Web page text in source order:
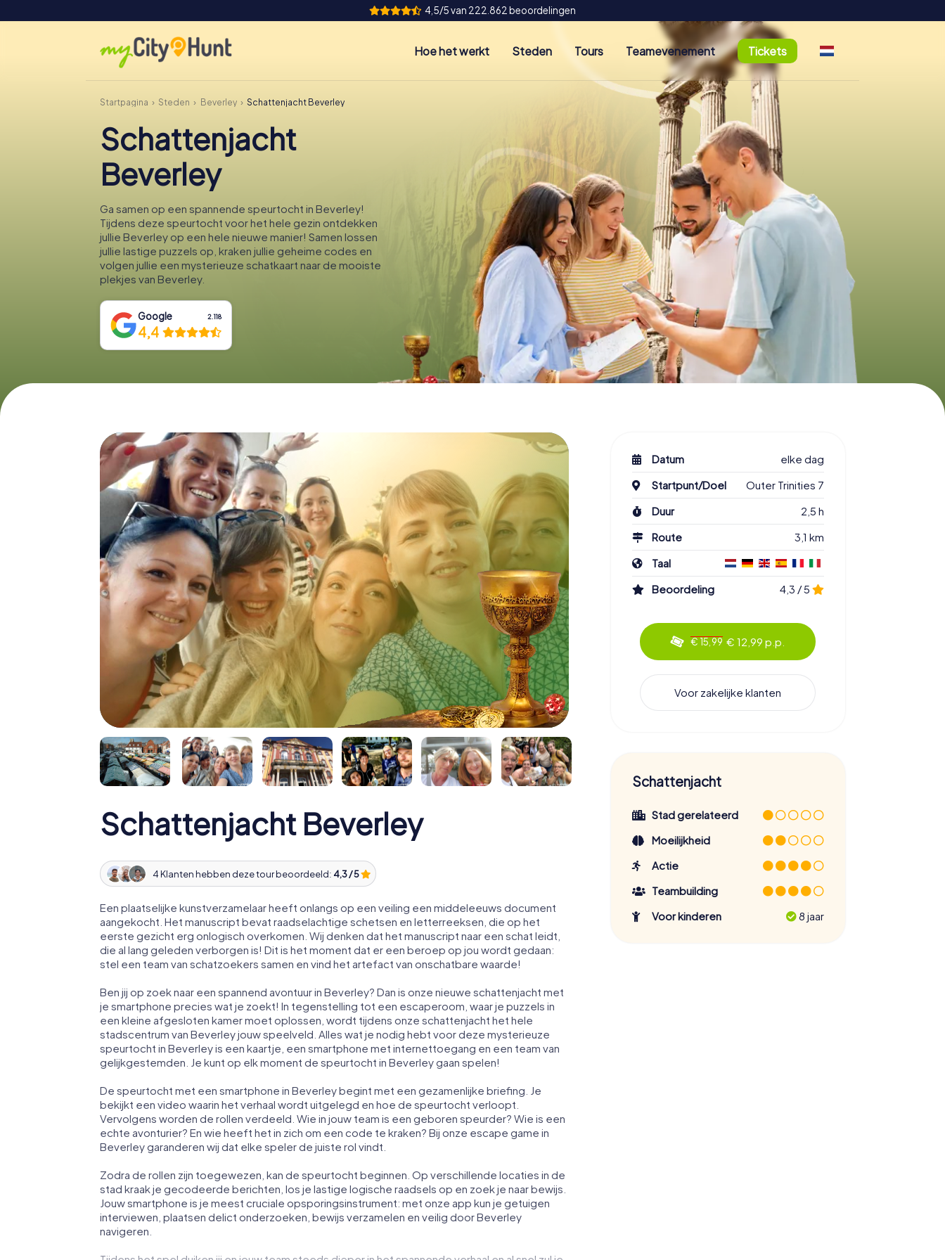
4,5/5 van 222.862 beoordelingen
Hoe het werkt Steden Tours Teamevenement Tickets
Startpagina Steden Beverley Schattenjacht Beverley
Schattenjacht
Beverley
Ga samen op een spannende speurtocht in Beverley!
Tijdens deze speurtocht voor het hele gezin ontdekken
jullie Beverley op een hele nieuwe manier! Samen lossen
jullie lastige puzzels op, kraken jullie geheime codes en
volgen jullie een mysterieuze schatkaart naar de mooiste
plekjes van Beverley.
Google 2.118
4,4
Schattenjacht Beverley
4 Klanten hebben deze tour beoordeeld: 4,3 / 5
Een plaatselijke kunstverzamelaar heeft onlangs op een veiling een middeleeuws document
aangekocht. Het manuscript bevat raadselachtige schetsen en letterreeksen, die op het
eerste gezicht erg onlogisch overkomen. Wij denken dat het manuscript naar een schat leidt,
die al lang geleden verborgen is! Dit is het moment dat er een beroep op jou wordt gedaan:
stel een team van schatzoekers samen en vind het artefact van onschatbare waarde!
Ben jij op zoek naar een spannend avontuur in Beverley? Dan is onze nieuwe schattenjacht met
je smartphone precies wat je zoekt! In tegenstelling tot een escaperoom, waar je puzzels in
een kleine afgesloten kamer moet oplossen, wordt tijdens onze schattenjacht het hele
stadscentrum van Beverley jouw speelveld. Alles wat je nodig hebt voor deze mysterieuze
speurtocht in Beverley is een kaartje, een smartphone met internettoegang en een team van
gelijkgestemden. Je kunt op elk moment de speurtocht in Beverley gaan spelen!
De speurtocht met een smartphone in Beverley begint met een gezamenlijke briefing. Je
bekijkt een video waarin het verhaal wordt uitgelegd en hoe de speurtocht verloopt.
Vervolgens worden de rollen verdeeld. Wie in jouw team is een geboren speurder? Wie is een
echte avonturier? En wie heeft het in zich om een code te kraken? Bij onze escape game in
Beverley garanderen wij dat elke speler de juiste rol vindt.
Zodra de rollen zijn toegewezen, kan de speurtocht beginnen. Op verschillende locaties in de
stad kraak je gecodeerde berichten, los je lastige logische raadsels op en zoek je naar bewijs.
Jouw smartphone is je meest cruciale opsporingsinstrument: met onze app kun je getuigen
interviewen, plaatsen delict onderzoeken, bewijs verzamelen en veilig door Beverley
navigeren.
Datum
elke dag
Startpunt/Doel
Outer Trinities 7
Duur
2,5 h
Route
3,1 km
Taal
Beoordeling
4,3 / 5
€ 15,99 € 12,99 p.p.
Voor zakelijke klanten
Schattenjacht
Stad gerelateerd
Moeilijkheid
Actie
Teambuilding
Voor kinderen
8 jaar